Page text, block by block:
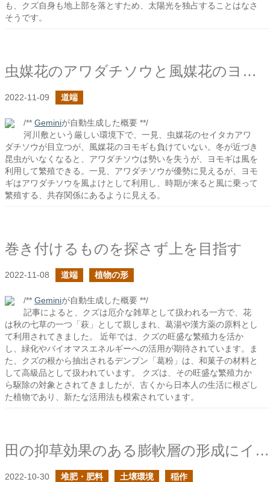
も、クズ自身も地上部を落とすため、太陽光を独占することはなさ
そうです。
虫媒花のアワダチソウと風媒花のヨモギ
2022-11-09 道端
/** Geminiが自動生成した概要 **/
河川敷という厳しい環境下で、一見、虫媒花のセイタカアワ
ダチソウが目立つが、風媒花のヨモギも負けていない。冬が近づき
昆虫がいなくなると、アワダチソウは勢いを失うが、ヨモギは風を
利用して繁殖できる。一見、アワダチソウが優勢に見えるが、ヨモ
ギはアワダチソウを風よけとして利用し、時期が来ると風に乗って
繁殖する、共存関係にあるように見える。
巻き付けるものを探さず上を目指す
2022-11-08 道端 植物の形
/** Geminiが自動生成した概要 **/
記事によると、クズは厄介な雑草として扱われる一方で、花
は秋の七草の一つ「萩」として親しまれ、葛湯や漢方薬の原料とし
て利用されてきました。 近年では、クズの旺盛な繁殖力を活か
し、緑化やバイオマスエネルギーへの活用が期待されています。ま
た、クズの根から抽出されるデンプン「葛粉」は、和菓子の材料と
して高級品として扱われています。 クズは、その旺盛な繁殖力か
ら駆除の対象とされてきましたが、古くから日本人の生活に根ざし
た植物であり、新たな活用法も模索されています。
田の抑草効果のある膨軟層の形成にイトミミズが関与する
2022-10-30 堆肥・肥料 土壌環境 稲作